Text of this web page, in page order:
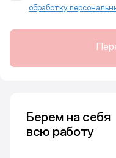
обработку
Берем на себя
всю работу